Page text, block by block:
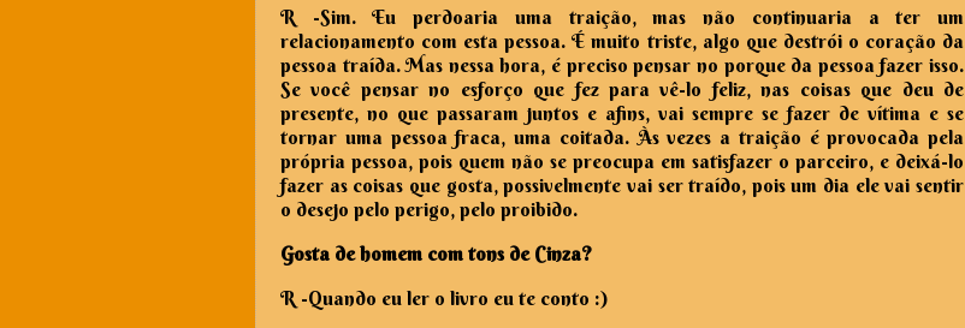
R -Sim. Eu perdoaria uma traição, mas não continuaria a ter um
relacionamento com esta pessoa. É muito triste, algo que destrói o coração da
pessoa traída. Mas nessa hora, é preciso pensar no porque da pessoa fazer isso.
Se você pensar no esforço que fez para vê-lo feliz, nas coisas que deu de
presente, no que passaram juntos e afins, vai sempre se fazer de vítima e se
tornar uma pessoa fraca, uma coitada. Às vezes a traição é provocada pela
própria pessoa, pois quem não se preocupa em satisfazer o parceiro, e deixá-lo
fazer as coisas que gosta, possivelmente vai ser traído, pois um dia ele vai sentir
o desejo pelo perigo, pelo proibido.
Gosta de homem com tons de Cinza?
R -Quando eu ler o livro eu te conto :)